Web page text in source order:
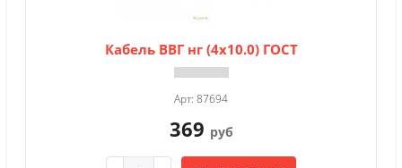
Кабель ВВГ нг (4х10.0) ГОСТ
Арт: 87694
369 руб